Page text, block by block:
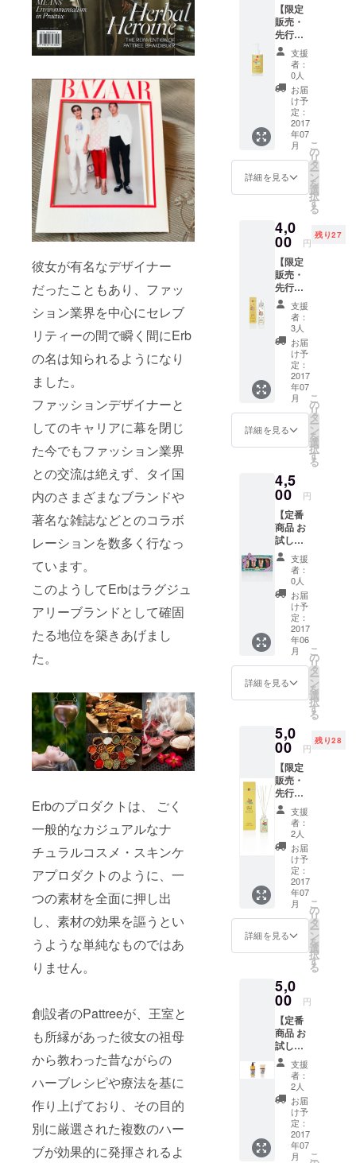
彼女が有名なデザイナー
だったこともあり、ファッ
ション業界を中心にセレブ
リティーの間で瞬く間にErb
の名は知られるようになり
ました。
ファッションデザイナーと
してのキャリアに幕を閉じ
た今でもファッション業界
との交流は絶えず、タイ国
内のさまざまなブランドや
著名な雑誌などとのコラボ
レーションを数多く行なっ
ています。
このようしてErbはラグジュ
アリーブランドとして確固
たる地位を築きあげまし
た。
Erbのプロダクトは、 ごく
一般的なカジュアルなナ
チュラルコスメ・スキンケ
アプロダクトのように、一
つの素材を全面に押し出
し、素材の効果を謳うとい
うような単純なものではあ
りません。
創設者のPattreeが、王室と
も所縁があった彼女の祖母
から教わった昔ながらの
ハーブレシピや療法を基に
作り上げており、その目的
別に厳選された複数のハー
ブが効果的に発揮されるよ
【限定
販売・
先行予
約】 マ
ムアン
ボディ
ウォッ
シュ (定
5,184
支援
者：
0人
お届
け予
定：
2017
年07
月
詳細を見る
こ
の
リ
タ
ー
ン
を
選
択
す
る
4,0
00 円
残り27
【限定
販売・
先行予
約】 マ
ムアン
ルーム
スプ
レー (定
5,184
支援
者：
3人
お届
け予
定：
2017
年07
月
詳細を見る
こ
の
リ
タ
ー
ン
を
選
択
す
る
4,5
00 円
【定番
商品 お
試し価
格】 ハ
ンドケ
アコン
ボギフ
トセッ
6,480
支援
者：
0人
お届
け予
定：
2017
年06
月
詳細を見る
こ
の
リ
タ
ー
ン
を
選
択
す
る
5,0
00 円
残り28
【限定
販売・
先行予
約】 マ
ムアン
リード
ディ
フュー
ザー (定
6,264
支援
者：
2人
お届
け予
定：
2017
年07
月
詳細を見る
こ
の
リ
タ
ー
ン
を
選
択
す
る
5,0
00 円
【定番
商品 お
試し価
格】 定
番シャ
ンプー
とコン
ディ
ショ
ナーの
セット
(定価
支援
者：
2人
お届
け予
定：
2017
年07
月
こ